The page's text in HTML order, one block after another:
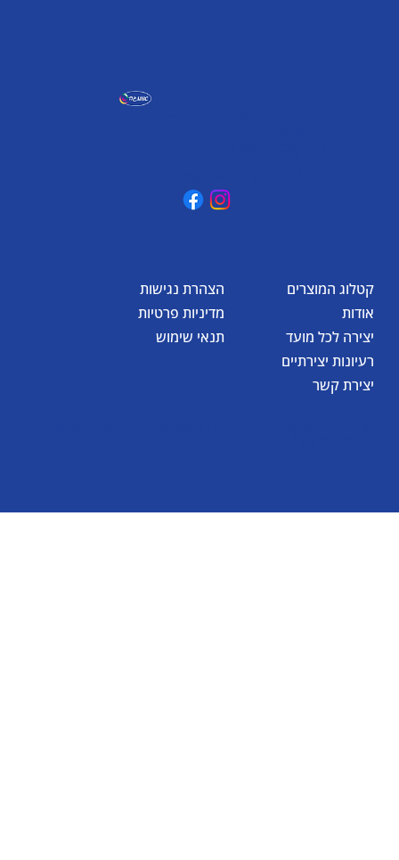
הצהרת נגישות
מדיניות פרטיות
תנאי שימוש
קטלוג המוצרים
אודות
יצירה לכל מועד
רעיונות יצירתיים
יצירת קשר